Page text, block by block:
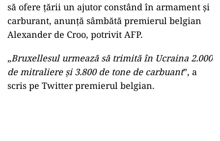
să ofere țării un ajutor constând în armament şi
carburant, anunţă sâmbătă premierul belgian
Alexander de Croo, potrivit AFP.
„Bruxellesul urmează să trimită în Ucraina 2.000
de mitraliere şi 3.800 de tone de carbuant”, a
scris pe Twitter premierul belgian.